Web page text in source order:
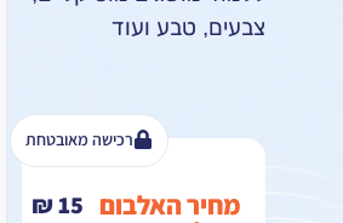
צבעים, טבע ועוד
מחיר האלבום ₪15
רכישה מאובטחת